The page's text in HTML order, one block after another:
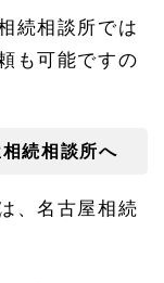
続相談所では
も可能ですの
続相談所へ
、名古屋相続